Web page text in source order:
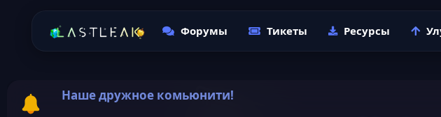
Форумы Тикеты Ресурсы
Наше дружное комьюнити!